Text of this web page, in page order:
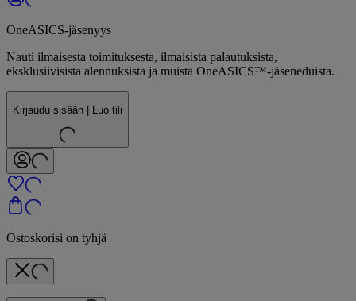
OneASICS-jäsenyys
Nauti ilmaisesta toimituksesta, ilmaisista palautuksista,
eksklusiivisista alennuksista ja muista OneASICS™-jäseneduista.
Kirjaudu sisään | Luo tili
Ostoskorisi on tyhjä